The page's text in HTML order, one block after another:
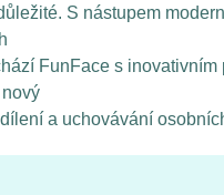
S nástupem
FunFace s inovativním
a uchovávání